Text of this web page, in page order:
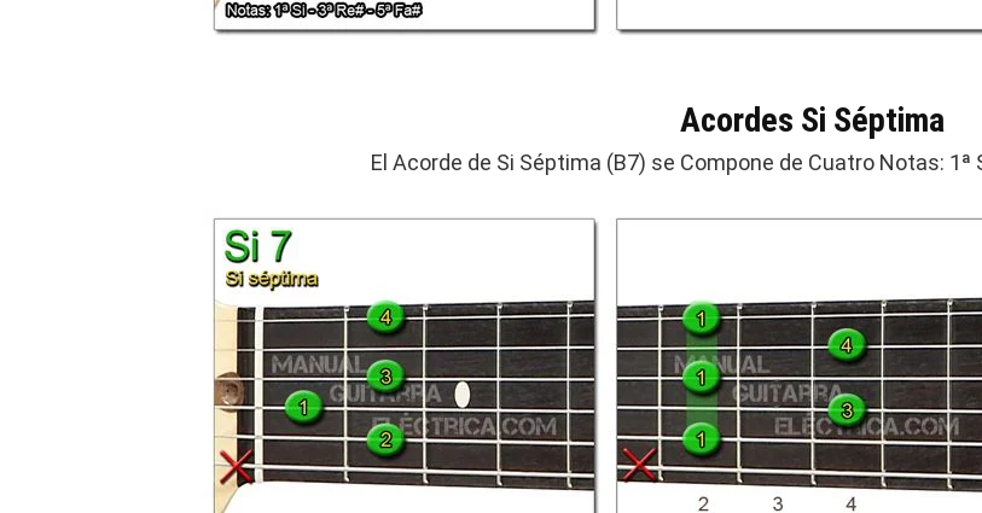
Acordes Si Séptima
El Acorde de Si Séptima (B7) se Compone de Cuatro Notas: 1ª